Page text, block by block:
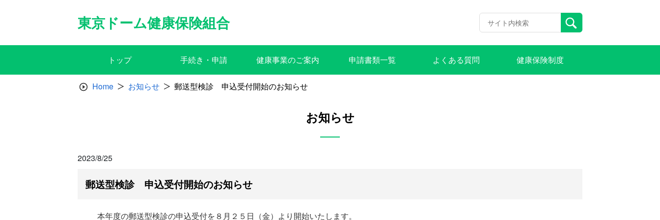
東京ドーム健康保険組合
トップ 手続き・申請 健康事業のご案内 申請書類一覧 よくある質問 健康保険制度
Home お知らせ 郵送型検診 申込受付開始のお知らせ
お知らせ
2023/8/25
郵送型検診 申込受付開始のお知らせ
本年度の郵送型検診の申込受付を８月２５日（金）より開始いたします。